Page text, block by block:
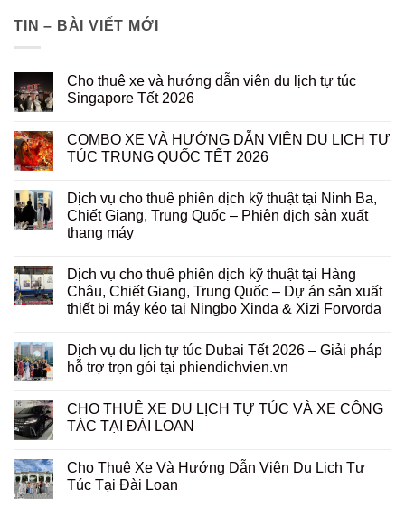
TIN – BÀI VIẾT MỚI
Cho thuê xe và hướng dẫn viên du lịch tự túc
Singapore Tết 2026
COMBO XE VÀ HƯỚNG DẪN VIÊN DU LỊCH TỰ
TÚC TRUNG QUỐC TẾT 2026
Dịch vụ cho thuê phiên dịch kỹ thuật tại Ninh Ba,
Chiết Giang, Trung Quốc – Phiên dịch sản xuất
thang máy
Dịch vụ cho thuê phiên dịch kỹ thuật tại Hàng
Châu, Chiết Giang, Trung Quốc – Dự án sản xuất
thiết bị máy kéo tại Ningbo Xinda & Xizi Forvorda
Dịch vụ du lịch tự túc Dubai Tết 2026 – Giải pháp
hỗ trợ trọn gói tại phiendichvien.vn
CHO THUÊ XE DU LỊCH TỰ TÚC VÀ XE CÔNG
TÁC TẠI ĐÀI LOAN
Cho Thuê Xe Và Hướng Dẫn Viên Du Lịch Tự
Túc Tại Đài Loan